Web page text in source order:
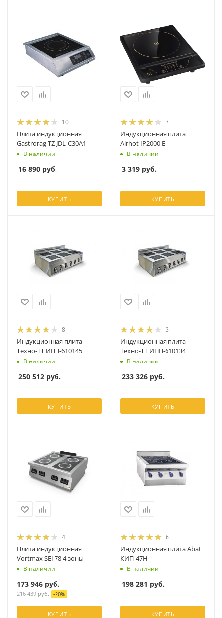
10
Плита индукционная
Gastrorag TZ-JDL-C30A1
В наличии
16 890 руб.
КУПИТЬ
7
Индукционная плита
Airhot IP2000 E
В наличии
3 319 руб.
КУПИТЬ
8
Индукционная плита
Техно-ТТ ИПП-610145
В наличии
250 512 руб.
КУПИТЬ
3
Индукционная плита
Техно-ТТ ИПП-610134
В наличии
233 326 руб.
КУПИТЬ
4
Плита индукционная
Vortmax SEI 78 4 зоны
В наличии
173 946 руб.
216 439руб. -20%
КУПИТЬ
6
Индукционная плита Abat
КИП-47Н
В наличии
198 281 руб.
КУПИТЬ